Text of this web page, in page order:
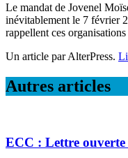
Le mandat de Jovenel
inévitablement le 7 février
rappellent ces
Un article par AlterPress.
Autres articles
ECC : Lettre